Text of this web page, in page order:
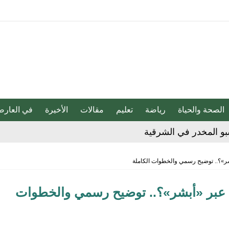
الصحة والحياة رياضة تعليم مقالات الأخيرة في
المخدر في الشرقية
والاحترافية بقيادة محمد الضيف
منتجات قهوة وشوكولاتة مضاف إليها الجينسنغ
حوثية
كيف صنعت أم أحسائية من شغف بناتها قصة نجاح ملهمة؟
توضيح رسمي والخطوات الكاملة
عبر «أبشر»؟.. توضيح رسمي والخطوات